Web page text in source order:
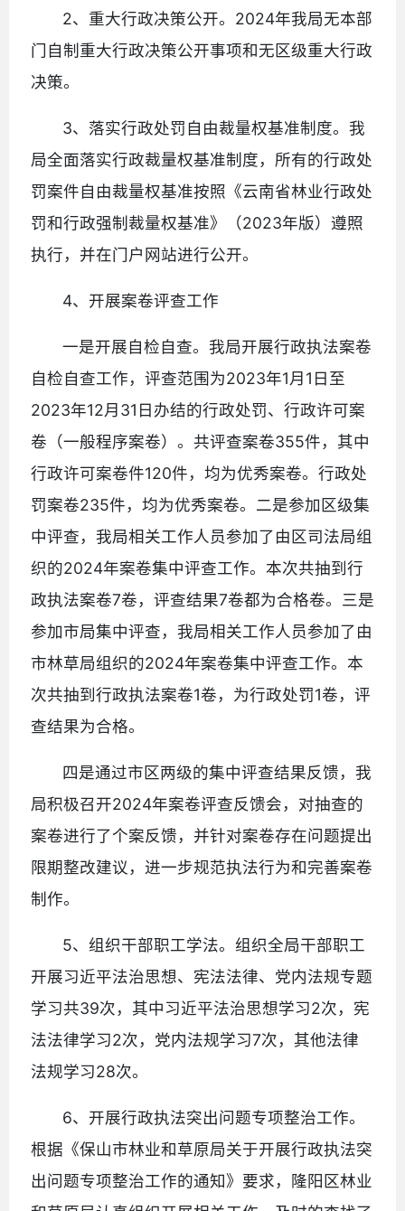
2、重大行政决策公开。2024年我局无本部
门自制重大行政决策公开事项和无区级重大行政
决策。
3、落实行政处罚自由裁量权基准制度。我
局全面落实行政裁量权基准制度，所有的行政处
罚案件自由裁量权基准按照《云南省林业行政处
罚和行政强制裁量权基准》（2023年版）遵照
执行，并在门户网站进行公开。
4、开展案卷评查工作
一是开展自检自查。我局开展行政执法案卷
自检自查工作，评查范围为2023年1月1日至
2023年12月31日办结的行政处罚、行政许可案
卷（一般程序案卷）。共评查案卷355件，其中
行政许可案卷件120件，均为优秀案卷。行政处
罚案卷235件，均为优秀案卷。二是参加区级集
中评查，我局相关工作人员参加了由区司法局组
织的2024年案卷集中评查工作。本次共抽到行
政执法案卷7卷，评查结果7卷都为合格卷。三是
参加市局集中评查，我局相关工作人员参加了由
市林草局组织的2024年案卷集中评查工作。本
次共抽到行政执法案卷1卷，为行政处罚1卷，评
查结果为合格。
四是通过市区两级的集中评查结果反馈，我
局积极召开2024年案卷评查反馈会，对抽查的
案卷进行了个案反馈，并针对案卷存在问题提出
限期整改建议，进一步规范执法行为和完善案卷
制作。
5、组织干部职工学法。组织全局干部职工
开展习近平法治思想、宪法法律、党内法规专题
学习共39次，其中习近平法治思想学习2次，宪
法法律学习2次，党内法规学习7次，其他法律
法规学习28次。
6、开展行政执法突出问题专项整治工作。
根据《保山市林业和草原局关于开展行政执法突
出问题专项整治工作的通知》要求，隆阳区林业